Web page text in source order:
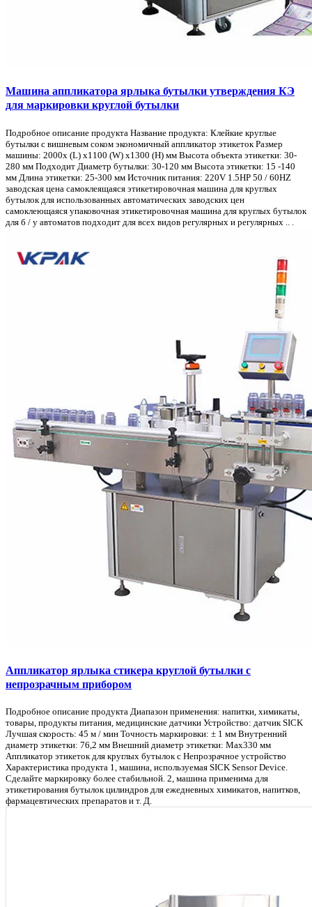
Машина аппликатора ярлыка бутылки утверждения КЭ
для маркировки круглой бутылки
Подробное описание продукта Название продукта: Клейкие круглые
бутылки с вишневым соком экономичный аппликатор этикеток Размер
машины: 2000x (L) x1100 (W) x1300 (H) мм Высота объекта этикетки: 30-
280 мм Подходит Диаметр бутылки: 30-120 мм Высота этикетки: 15 -140
мм Длина этикетки: 25-300 мм Источник питания: 220V 1.5HP 50 / 60HZ
заводская цена самоклеящаяся этикетировочная машина для круглых
бутылок для использованных автоматических заводских цен
самоклеющаяся упаковочная этикетировочная машина для круглых бутылок
для б / у автоматов подходит для всех видов регулярных и регулярных .. .
Аппликатор ярлыка стикера круглой бутылки с
непрозрачным прибором
Подробное описание продукта Диапазон применения: напитки, химикаты,
товары, продукты питания, медицинские датчики Устройство: датчик SICK
Лучшая скорость: 45 м / мин Точность маркировки: ± 1 мм Внутренний
диаметр этикетки: 76,2 мм Внешний диаметр этикетки: Max330 мм
Аппликатор этикеток для круглых бутылок с Непрозрачное устройство
Характеристика продукта 1, машина, используемая SICK Sensor Device.
Сделайте маркировку более стабильной. 2, машина применима для
этикетирования бутылок цилиндров для ежедневных химикатов, напитков,
фармацевтических препаратов и т. Д.